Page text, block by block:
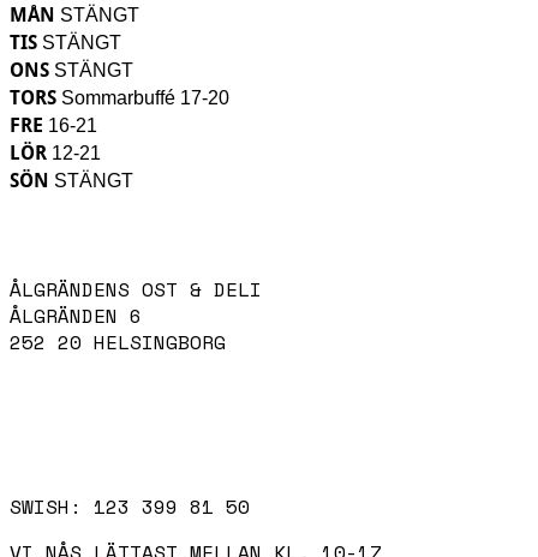
MÅN STÄNGT
TIS STÄNGT
ONS STÄNGT
TORS Sommarbuffé 17-20
FRE 16-21
LÖR 12-21
SÖN STÄNGT
ÅLGRÄNDENS OST & DELI
ÅLGRÄNDEN 6
252 20 HELSINGBORG
SWISH: 123 399 81 50